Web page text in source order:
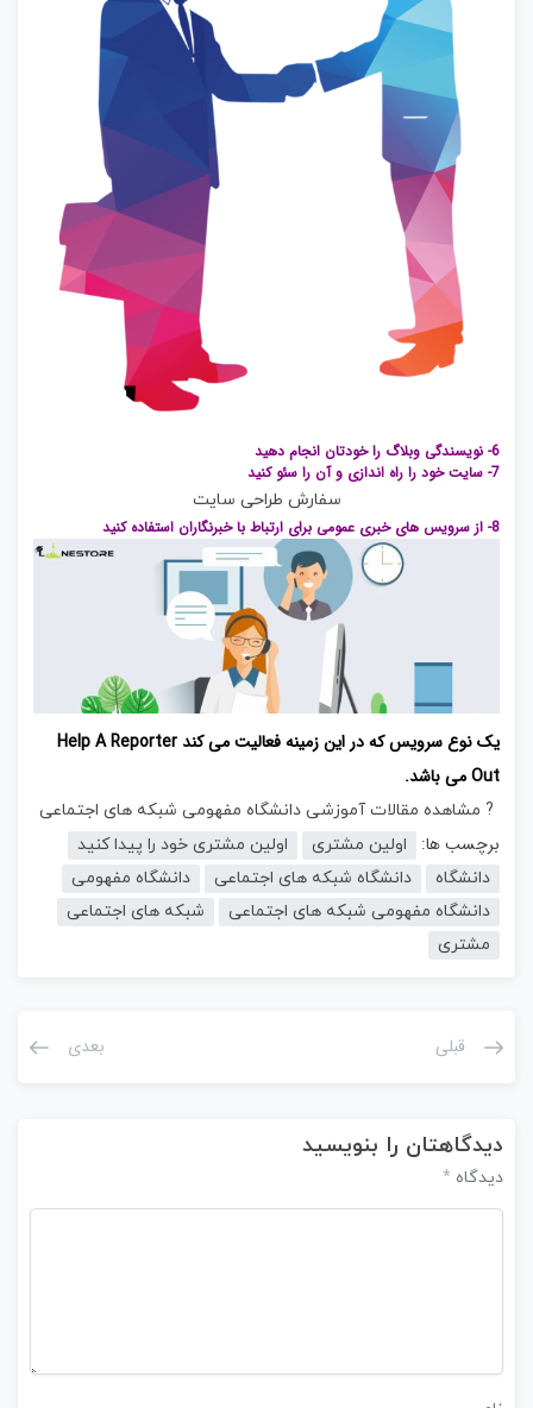
6- نویسندگی وبلاگ را خودتان انجام دهید
7- سایت خود را راه اندازی و آن را سئو کنید
سفارش طراحی سایت
8- از سرویس های خبری عمومی برای ارتباط با خبرنگاران استفاده کنید
یک نوع سرویس که در این زمینه فعالیت می کندHelp A Reporter
Outمی باشد.
? مشاهده مقالات آموزشی دانشگاه مفهومی شبکه های اجتماعی
برچسب ها: اولین مشتری
اولین مشتری خود را پیدا کنید
دانشگاه
دانشگاه شبکه های اجتماعی
دانشگاه مفهومی
دانشگاه مفهومی شبکه های اجتماعی
شبکه های اجتماعی
مشتری
قبلی بعدی
دیدگاهتان را بنویسید
دیدگاه *